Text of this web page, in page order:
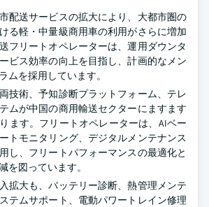
配送サービスの拡大により、大都市圏の
る軽・中量級商用車の利用がさらに増加
フリートオペレーターは、運用ダウンタ
ビス効率の向上を目指し、計画的なメン
ムを採用しています。
技術、予知診断プラットフォーム、テレ
ムが中国の商用輸送セクターにますます
ます。フリートオペレーターは、AIベー
トモニタリング、デジタルメンテナンス
し、フリートパフォーマンスの最適化と
を図っています。
拡大も、バッテリー診断、熱管理メンテ
テムサポート、電動パワートレイン修理